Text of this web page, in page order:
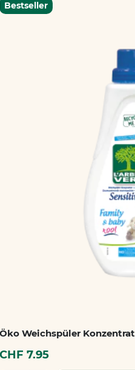
Öko Weichspüler
CHF 7.95
Bestseller